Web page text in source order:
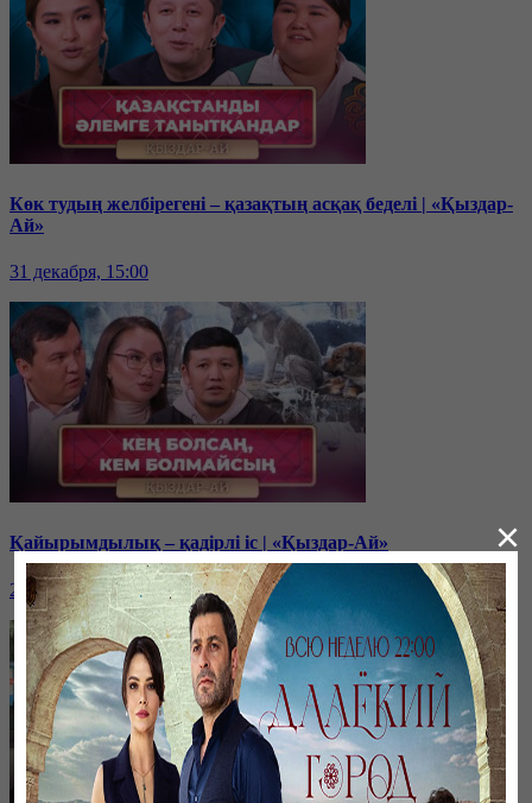
Көк тудың желбірегені – қазақтың асқақ беделі | «Қыздар-
Ай»
31 декабря, 15:00
Қайырымдылық – қадірлі іс | «Қыздар-Ай»
20 декабря, 17:00
×